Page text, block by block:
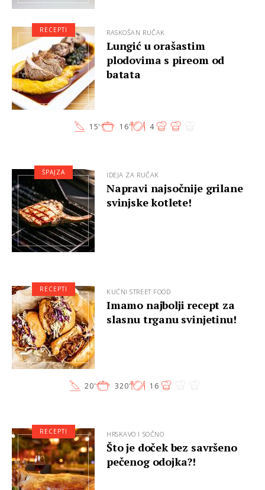
RASKOŠAN RUČAK
Lungić u orašastim
plodovima s pireom od
batata
15' 16' 4
RECEPTI
IDEJA ZA RUČAK
Napravi najsočnije grilane
svinjske kotlete!
ŠPAJZA
KUĆNI STREET FOOD
Imamo najbolji recept za
slasnu trganu svinjetinu!
20' 320' 16
RECEPTI
HRSKAVO I SOČNO
Što je doček bez savršeno
pečenog odojka?!
RECEPTI